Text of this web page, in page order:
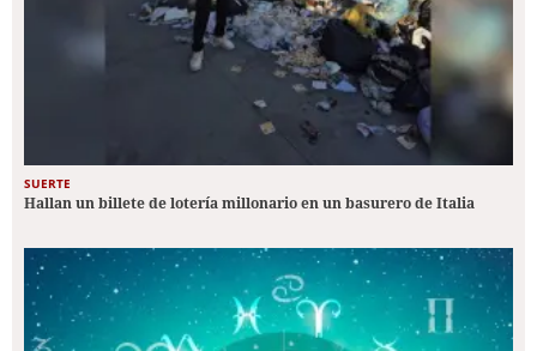
SUERTE
Hallan un billete de lotería millonario en un basurero de Italia